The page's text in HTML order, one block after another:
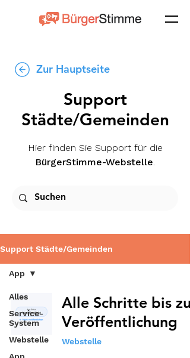
Zur Hauptseite
Support
Städte/Gemeinden
Hier finden Sie Support für die
BürgerStimme-Webstelle.
Support Städte/Gemeinden
Alles
Service-
System
Webstelle
App
Alle Schritte bis zur
Veröffentlichung
Webstelle